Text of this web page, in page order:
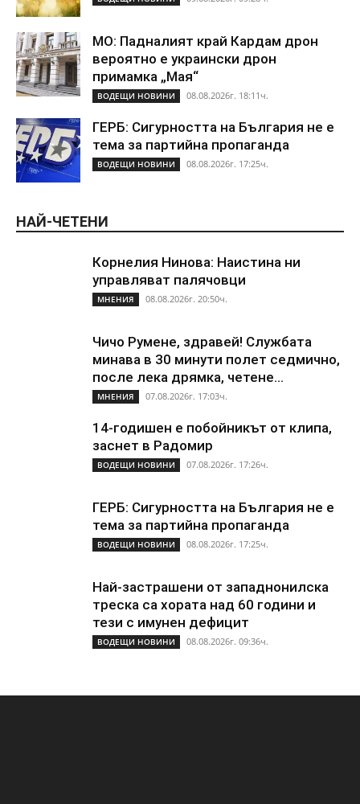
МО: Падналият край Кардам дрон
вероятно е украински дрон
примамка „Мая“
ВОДЕЩИ НОВИНИ 08.08.2026г. 18:11ч.
ГЕРБ: Сигурността на България не е
тема за партийна пропаганда
ВОДЕЩИ НОВИНИ 08.08.2026г. 17:25ч.
НАЙ-ЧЕТЕНИ
Корнелия Нинова: Наистина ни
управляват палячовци
МНЕНИЯ 08.08.2026г. 20:50ч.
Чичо Румене, здравей! Службата
минава в 30 минути полет седмично,
после лека дрямка, четене...
МНЕНИЯ 07.08.2026г. 17:03ч.
14-годишен е побойникът от клипа,
заснет в Радомир
ВОДЕЩИ НОВИНИ 07.08.2026г. 17:26ч.
ГЕРБ: Сигурността на България не е
тема за партийна пропаганда
ВОДЕЩИ НОВИНИ 08.08.2026г. 17:25ч.
Най-застрашени от западнонилска
треска са хората над 60 години и
тези с имунен дефицит
ВОДЕЩИ НОВИНИ 08.08.2026г. 09:36ч.